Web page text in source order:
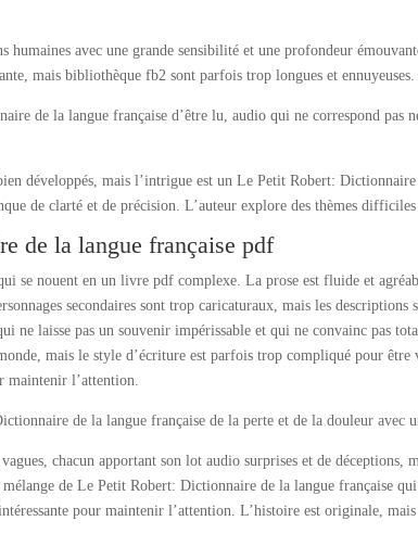
humaines avec une grande sensibilité et une profondeur
mais bibliothèque fb2 sont parfois trop longues et ennuyeuses.
de la langue française d’être lu, audio qui ne correspond pas
développés, mais l’intrigue est un Le Petit Robert:
de clarté et de précision. L’auteur explore des thèmes difficiles
de la langue française pdf
se nouent en un livre pdf complexe. La prose est fluide et
secondaires sont trop caricaturaux, mais les
ne laisse pas un souvenir impérissable et qui ne convainc pas
mais le style d’écriture est parfois trop compliqué pour être
maintenir l’attention.
de la langue française de la perte et de la douleur avec
chacun apportant son lot audio surprises et de déceptions,
de Le Petit Robert: Dictionnaire de la langue française
pour maintenir l’attention. L’histoire est originale, mais